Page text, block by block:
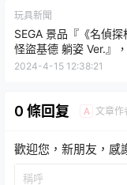
玩具新聞
SEGA 景品『《名偵探
怪盜基德 躺姿 Ver.』
神偷怪盜以歇息姿態登
2024-4-15 12:38:21
0 條回复 A 文章作
歡迎您，新朋友，感